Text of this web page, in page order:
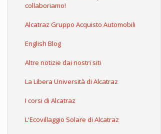
collaboriamo!
Alcatraz Gruppo Acquisto Automobili
English Blog
Altre notizie dai nostri siti
La Libera Università di Alcatraz
I corsi di Alcatraz
L'Ecovillaggio Solare di Alcatraz